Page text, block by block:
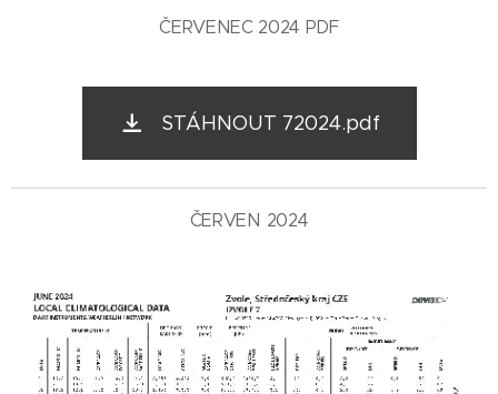
ČERVENEC 2024 PDF
STÁHNOUT 72024.pdf
ČERVEN 2024